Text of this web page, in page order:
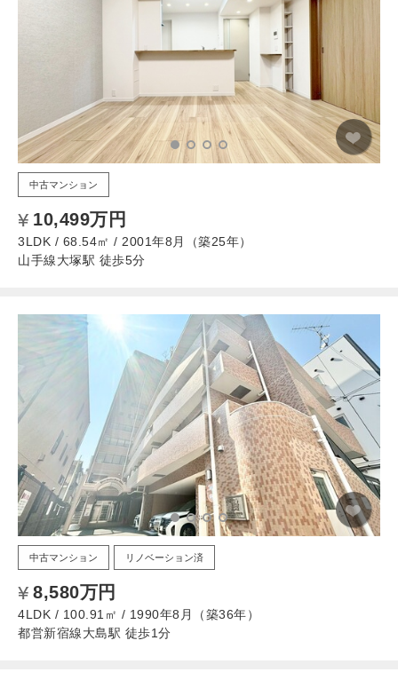
中古マンション
10,499万円
3LDK / 68.54㎡ / 2001年8月（築25年）
山手線大塚駅 徒歩5分
中古マンション リノベーション済
8,580万円
4LDK / 100.91㎡ / 1990年8月（築36年）
都営新宿線大島駅 徒歩1分